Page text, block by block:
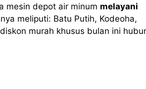
mesin depot air minum melayani
meliputi: Batu Putih, Kodeoha,
murah khusus bulan ini